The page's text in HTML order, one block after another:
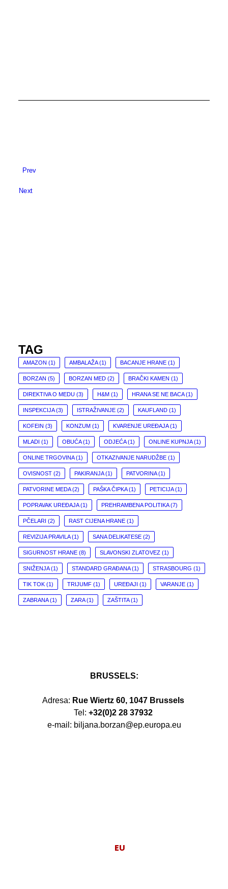
Prev
Next
TAG
AMAZON (1) AMBALAŽA(1) BACANJE HRANE (1)
BORZAN (5) BORZAN MED (2) BRAČKI KAMEN (1)
DIREKTIVA O MEDU (3) H&M (1) HRANA SE NE BACA(1)
INSPEKCIJA(3) ISTRAŽIVANJE (2) KAUFLAND (1)
KOFEIN (3) KONZUM (1) KVARENJE UREĐAJA(1)
MLADI (1) OBUĆA(1) ODJEĆA(1) ONLINE KUPNJA(1)
ONLINE TRGOVINA(1) OTKAZIVANJE NARUDŽBE (1)
OVISNOST (2) PAKIRANJA(1) PATVORINA(1)
PATVORINE MEDA(2) PAŠKA ČIPKA(1) PETICIJA(1)
POPRAVAK UREĐAJA(1) PREHRAMBENA POLITIKA(7)
PČELARI (2) RAST CIJENA HRANE (1)
REVIZIJA PRAVILA(1) SANA DELIKATESE (2)
SIGURNOST HRANE (8) SLAVONSKI ZLATOVEZ (1)
SNIŽENJA(1) STANDARD GRAĐANA(1) STRASBOURG (1)
TIK TOK (1) TRIJUMF (1) UREĐAJI (1) VARANJE (1)
ZABRANA(1) ZARA(1) ZAŠTITA(1)
BRUSSELS:
Adresa: Rue Wiertz 60, 1047 Brussels
Tel: +32(0)2 28 37932
e-mail: biljana.borzan@ep.europa.eu
EU